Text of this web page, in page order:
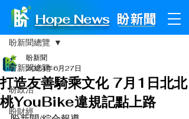
Hope News
文章
盼新聞總覽
盼政治
盼財經
盼新聞總覽
打造友善騎乘文化 7月1日北北
桃YouBike違規記點上路
盼新聞
2024年6月27日